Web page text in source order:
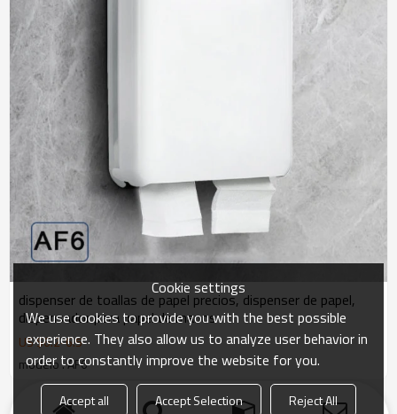
dispenser de toallas de papel precios, dispenser de papel,
dispensador para papel de manos
US $6.2-6.5
modelo : AF6
producto Palabras Claves Blog Noticias Caso
Cookie settings
We use cookies to provide you with the best possible
experience. They also allow us to analyze user behavior in
order to constantly improve the website for you.
Accept all Accept Selection Reject All